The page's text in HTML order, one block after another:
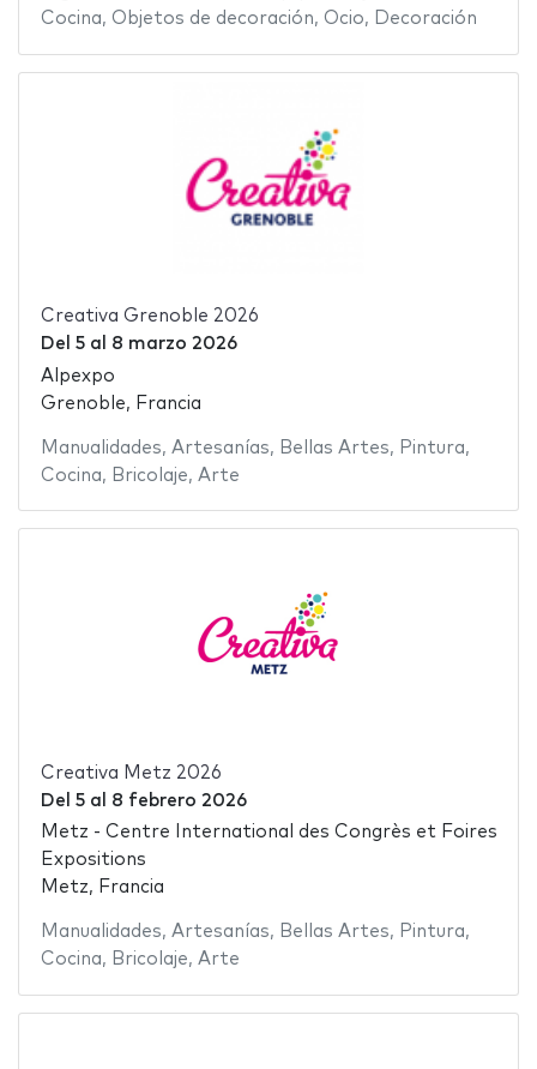
Cocina, Objetos de decoración, Ocio, Decoración
Creativa Grenoble 2026
Del 5al 8 marzo 2026
Alpexpo
Grenoble, Francia
Manualidades, Artesanías, Bellas Artes, Pintura,
Cocina, Bricolaje, Arte
Creativa Metz 2026
Del 5al 8 febrero 2026
Metz - Centre International des Congrès et Foires
Expositions
Metz, Francia
Manualidades, Artesanías, Bellas Artes, Pintura,
Cocina, Bricolaje, Arte